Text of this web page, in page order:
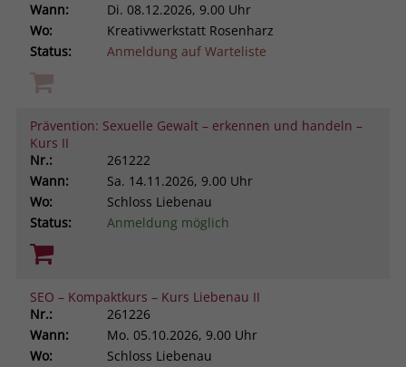
Wann:
Di. 08.12.2026, 9.00 Uhr
Wo:
Kreativwerkstatt Rosenharz
Status:
Anmeldung auf Warteliste
Prävention: Sexuelle Gewalt – erkennen und handeln –
Kurs II
Nr.:
261222
Wann:
Sa. 14.11.2026, 9.00 Uhr
Wo:
Schloss Liebenau
Status:
Anmeldung möglich
SEO – Kompaktkurs – Kurs Liebenau II
Nr.:
261226
Wann:
Mo. 05.10.2026, 9.00 Uhr
Wo:
Schloss Liebenau